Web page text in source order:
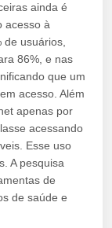
ainda é
acesso à
usuários,
86%, e nas
que um
acesso. Além
apenas por
acessando
Esse uso
A pesquisa
de
de saúde e